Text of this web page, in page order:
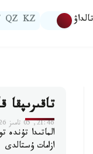
تالداۋ KZ
QZ
تاقىرىپقا
21:46, 05 تامىز 2026
الماتىدا
ازامات ۇستالدى